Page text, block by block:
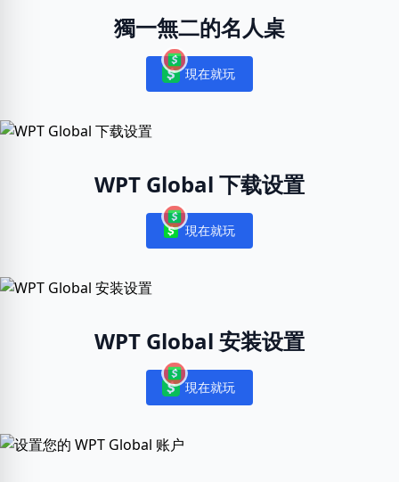
獨一無二的名人桌
Notifications
現在就玩
WPT Global 下载设置
Notifications
現在就玩
WPT Global 安装设置
Notifications
現在就玩